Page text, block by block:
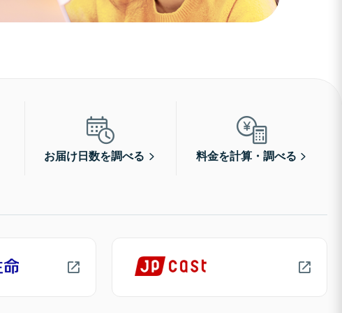
お届け日数を調べる 料金を計算・調べる